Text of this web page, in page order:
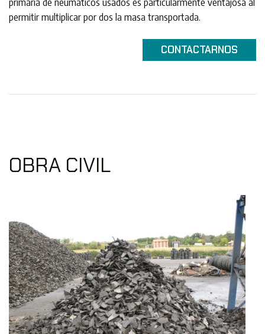
permitir multiplicar por dos la masa transportada.
CONTACTARNOS
OBRA CIVIL